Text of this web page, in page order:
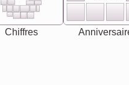
Chiffres